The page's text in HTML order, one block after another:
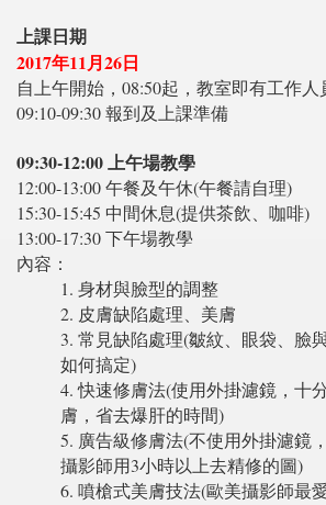
上課日期
2017年11月26日
自上午開始，08:50起，教室即有工作人
09:10-09:30 報到及上課準備
09:30-12:00 上午場教學
12:00-13:00 午餐及午休(午餐請自理)
15:30-15:45 中間休息(提供茶飲、咖啡)
13:00-17:30 下午場教學
內容：
1. 身材與臉型的調整
2. 皮膚缺陷處理、美膚
3. 常見缺陷處理(皺紋、眼袋、臉
如何搞定)
4. 快速修膚法(使用外掛濾鏡，十
膚，省去爆肝的時間)
5. 廣告級修膚法(不使用外掛濾鏡
攝影師用3小時以上去精修的圖)
6. 噴槍式美膚技法(歐美攝影師最